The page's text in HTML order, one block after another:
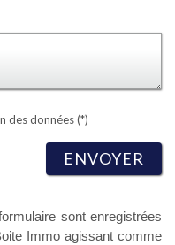
des données (*)
ENVOYER
sont enregistrées
Immo agissant comme